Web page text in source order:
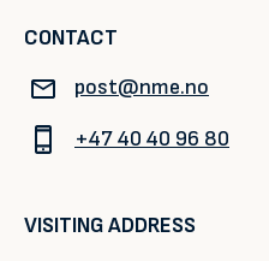
CONTACT
post@nme.no
+47 40 40 96 80
VISITING ADDRESS